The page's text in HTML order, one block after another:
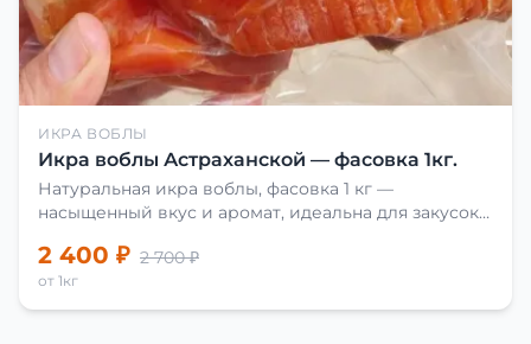
ИКРА ВОБЛЫ
Икра воблы Астраханской — фасовка 1кг.
Натуральная икра воблы, фасовка 1 кг —
насыщенный вкус и аромат, идеальна для закусок
2 400 ₽ 2 700 ₽
от 1кг